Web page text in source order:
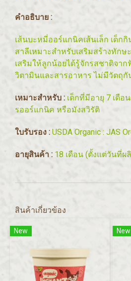
คำอธิบาย :
เส้นบะหมี่ออร์แกนิคเส้นเล็ก เด็ก
สาลีเหมาะสำหรับเสริมสร้างทักษ
เสริมให้ลูกน้อยได้รู้จักรสชาติจา
วิตามินและสารอาหาร ไม่มีวัตถุกั
เหมาะสำหรับ : เด็กที่มีอายุ 7 เดือ
รออร์แกนิค หรือมังสวิรัติ
ใบรับรอง : USDA Organic : JAS
อายุสินค้า : 18 เดือน (ตั้งแต่วันที่ผ
สินค้าเกี่ยวข้อง
New New